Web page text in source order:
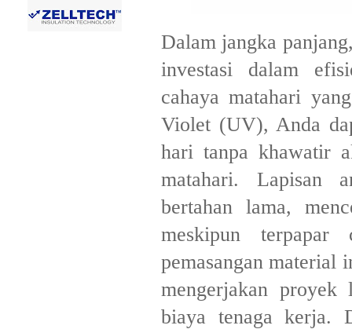
​Dalam jangka
investasi dalam
cahaya matahari
Violet (UV), Anda
hari tanpa khawatir
matahari. Lapisan
bertahan lama,
meskipun
pemasangan material
mengerjakan
biaya tenaga kerja.